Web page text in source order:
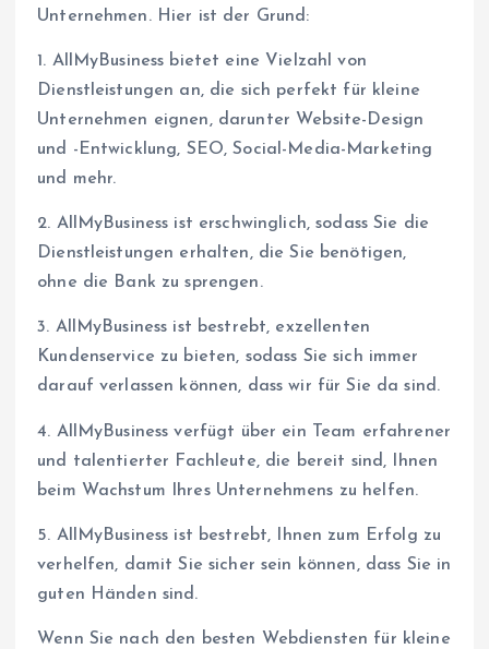
Unternehmen. Hier ist der Grund:
1. AllMyBusiness bietet eine Vielzahl von
Dienstleistungen an, die sich perfekt für kleine
Unternehmen eignen, darunter Website-Design
und -Entwicklung, SEO, Social-Media-Marketing
und mehr.
2. AllMyBusiness ist erschwinglich, sodass Sie die
Dienstleistungen erhalten, die Sie benötigen,
ohne die Bank zu sprengen.
3. AllMyBusiness ist bestrebt, exzellenten
Kundenservice zu bieten, sodass Sie sich immer
darauf verlassen können, dass wir für Sie da sind.
4. AllMyBusiness verfügt über ein Team erfahrener
und talentierter Fachleute, die bereit sind, Ihnen
beim Wachstum Ihres Unternehmens zu helfen.
5. AllMyBusiness ist bestrebt, Ihnen zum Erfolg zu
verhelfen, damit Sie sicher sein können, dass Sie in
guten Händen sind.
Wenn Sie nach den besten Webdiensten für kleine